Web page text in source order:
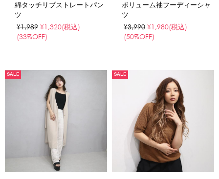
綿タッチリブストレートパン
ツ
¥1,989 ¥1,320(税込)
(33%OFF)
ボリューム袖フーディーシャ
ツ
¥3,990 ¥1,980(税込)
(50%OFF)
SALE SALE